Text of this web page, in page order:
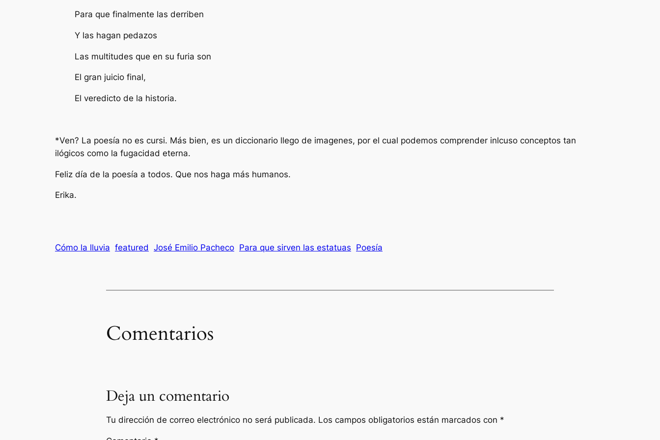
Para que finalmente las derriben
Y las hagan pedazos
Las multitudes que en su furia son
El gran juicio final,
El veredicto de la historia.
*Ven? La poesía no es cursi. Más bien, es un diccionario llego de imagenes, por el cual podemos comprender inlcuso conceptos tan
ilógicos como la fugacidad eterna.
Feliz día de la poesía a todos. Que nos haga más humanos.
Erika.
Cómo la lluvia featured José Emilio Pacheco Para que sirven las estatuas Poesía
Comentarios
Deja un comentario
Tu dirección de correo electrónico no será publicada. Los campos obligatorios están marcados con *